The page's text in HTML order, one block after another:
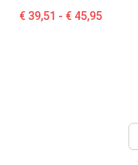
€ 39,51 - € 45,95